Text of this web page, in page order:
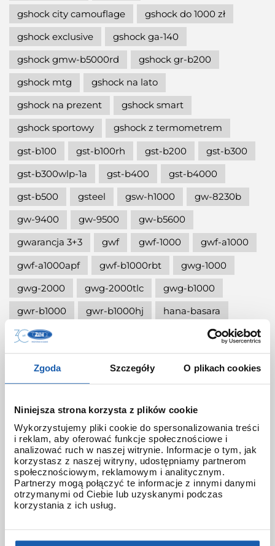
Zgoda Szczegóły O plikach cookies
Niniejsza strona korzysta z plików cookie
Wykorzystujemy pliki cookie do spersonalizowania treści
i reklam, aby oferować funkcje społecznościowe i
analizować ruch w naszej witrynie. Informacje o tym, jak
korzystasz z naszej witryny, udostępniamy partnerom
społecznościowym, reklamowym i analitycznym.
Partnerzy mogą połączyć te informacje z innymi danymi
otrzymanymi od Ciebie lub uzyskanymi podczas
korzystania z ich usług.
gshock city camouflage
gshock do 1000 zł
gshock exclusive
gshock ga-140
gshock gmw-b5000rd
gshock gr-b200
gshock mtg
gshock na lato
gshock na prezent
gshock smart
gshock sportowy
gshock z termometrem
gst-b100
gst-b100rh gst-b200
gst-b300
gst-b300wlp-1a
gst-b400
gst-b4000
gst-b500
gsteel gsw-h1000
gw-8230b
gw-9400
gw-9500
gw-b5600
gwarancja 3+3
gwf gwf-1000
gwf-a1000
gwf-a1000apf
gwf-b1000rbt
gwg-1000
gwg-2000
gwg-2000tlc
gwg-b1000
gwr-b1000
gwr-b1000hj
hana-basara
hidden talents
ignite red
illuminator g-shock
jak skrócić bransoletę w g-shock?
jak ustawić zegarek g-shock ga-2100?
jak włączyć podświetlenie w zegarku
jak wymienić baterię gshock?
jaki g-shock wybrać
jaki zegarek damski kupić